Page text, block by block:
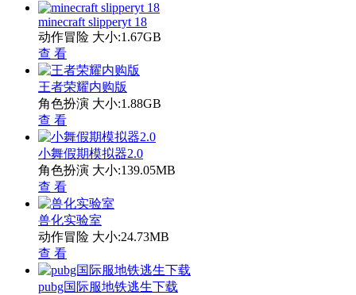
minecraft slipperyt 18
动作冒险 大小:1.67GB
查 看
王者荣耀内购版
角色扮演 大小:1.88GB
查 看
小舞假期模拟器2.0
角色扮演 大小:139.05MB
查 看
兽化实验室
动作冒险 大小:24.73MB
查 看
pubg国际服地铁逃生下载